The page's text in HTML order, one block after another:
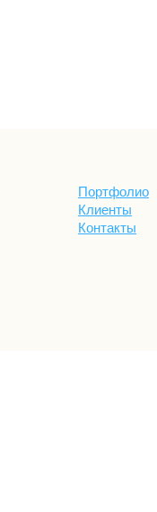
Портфолио
Клиенты
Контакты